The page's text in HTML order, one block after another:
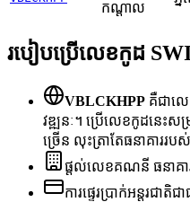
កណ្តាល
របៀបប្រើលេខកូដ
VBLCKHPP គឺជាល
វឌ្ឍនៈ។ ប្រើលេខកូដនេះសម្រ
ច្រើន លុះត្រាតែធនាគាររ
ផ្តល់លេខគណនី ធនាគារ
ការផ្ទេរប្រាក់អន្តរជា